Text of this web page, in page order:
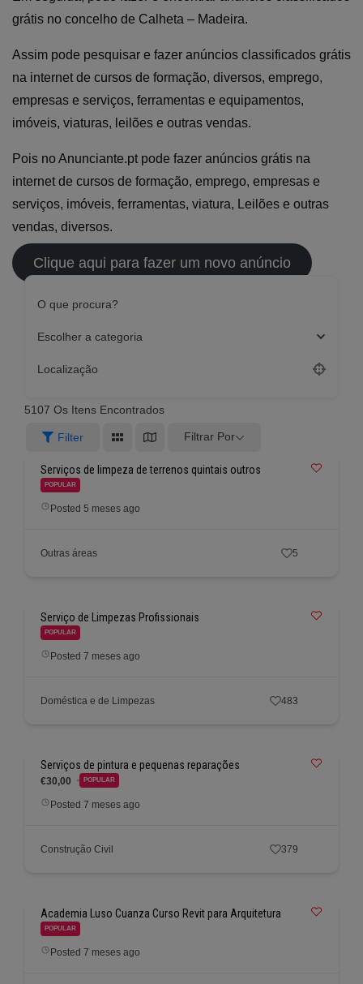
grátis no concelho de Calheta – Madeira.
Assim pode pesquisar e fazer anúncios classificados grátis
na internet de cursos de formação, diversos, emprego,
empresas e serviços, ferramentas e equipamentos,
imóveis, viaturas, leilões e outras vendas.
Pois no Anunciante.pt pode fazer anúncios grátis na
internet de cursos de formação, emprego, empresas e
serviços, imóveis, ferramentas, viatura, Leilões e outras
vendas, diversos.
Clique aqui para fazer um novo anúncio
O que procura?
Escolher a categoria
Localização
5107 Os Itens Encontrados
Filter Filtrar Por
Serviços de limpeza de terrenos quintais outros
POPULAR
Posted 5 meses ago
Outras áreas 5
Serviço de Limpezas Profissionais
POPULAR
Posted 7 meses ago
Doméstica e de Limpezas 483
Serviços de pintura e pequenas reparações
€30,00 POPULAR
Posted 7 meses ago
Construção Civil 379
Academia Luso Cuanza Curso Revit para Arquitetura
POPULAR
Posted 7 meses ago